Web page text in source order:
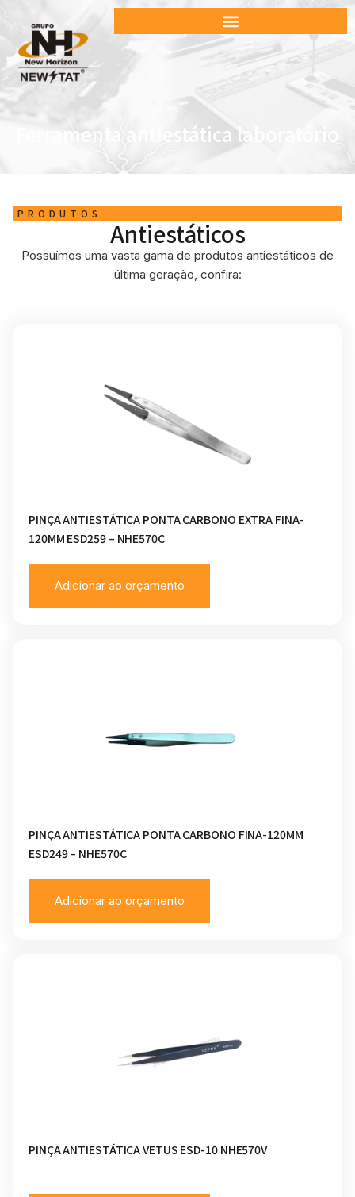
Ferramenta antiestática laboratório
PRODUTOS
Antiestáticos
Possuímos uma vasta gama de produtos antiestáticos de
última geração, confira:
PINÇA ANTIESTÁTICA PONTA CARBONO EXTRA FINA-
120MM ESD259 – NHE570C
Adicionar ao orçamento
PINÇA ANTIESTÁTICA PONTA CARBONO FINA-120MM
ESD249 – NHE570C
Adicionar ao orçamento
PINÇA ANTIESTÁTICA VETUS ESD-10 NHE570V